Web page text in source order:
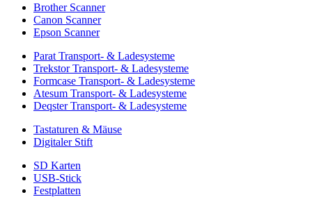
Brother Scanner
Canon Scanner
Epson Scanner
Parat Transport- & Ladesysteme
Trekstor Transport- & Ladesysteme
Formcase Transport- & Ladesysteme
Atesum Transport- & Ladesysteme
Deqster Transport- & Ladesysteme
Tastaturen & Mäuse
Digitaler Stift
SD Karten
USB-Stick
Festplatten